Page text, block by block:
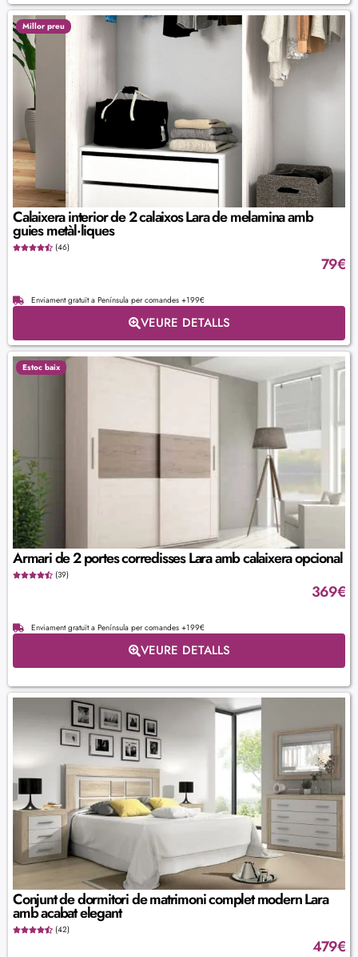
Millor preu
Calaixera interior de 2 calaixos Lara de melamina amb
guies metàl·liques
(46)
79€
Enviament gratuït a Península per comandes +199€
VEURE DETALLS
Estoc baix
Armari de 2 portes corredisses Lara amb calaixera opcional
(39)
369€
Enviament gratuït a Península per comandes +199€
VEURE DETALLS
Conjunt de dormitori de matrimoni complet modern Lara
amb acabat elegant
(42)
479€